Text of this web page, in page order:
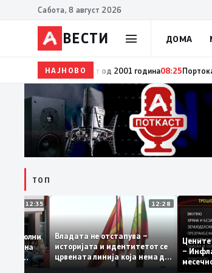
Сабота, 8 август 2026
ВЕСТИ ДОМА
НАЈНОВО08:25На Карпалак ќе биде
ТОП
12:35
се задоволни
на
12:28
Владата не отстапува –
историјата и идентитетот се
црвената линија која нема да
се погази
–